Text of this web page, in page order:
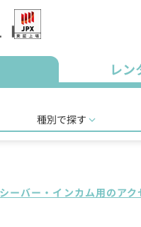
レン
種別で探す
ーバー・インカム用のアク